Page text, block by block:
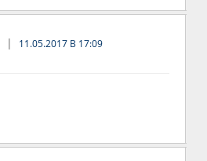
11.05.2017 В 17:09